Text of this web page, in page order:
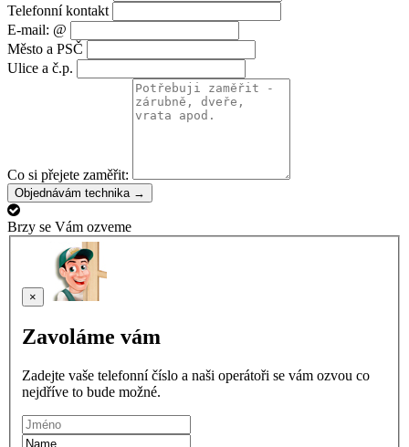
Telefonní kontakt
E-mail: @
Město a PSČ
Ulice a č.p.
Co si přejete zaměřit:
Objednávám technika →
Brzy se Vám ozveme
×
Zavoláme vám
Zadejte vaše telefonní číslo a naši operátoři se vám ozvou co
nejdříve to bude možné.